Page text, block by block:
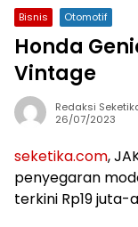
Bisnis Otomotif
Honda
Vintage
Redaksi
26/07/2023
seketika.com,
penyegaran
terkini Rp19 juta-